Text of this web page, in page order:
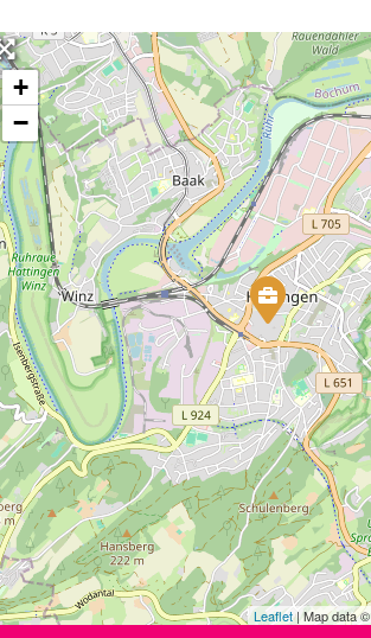
+
−
Leaflet| Map data ©